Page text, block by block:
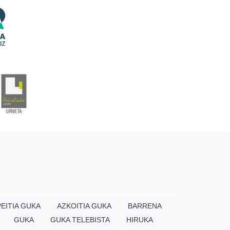
GUKA AZKOITIA GUKA
BARRENA
GUKA GUKA TELEBISTA
HIRUKA